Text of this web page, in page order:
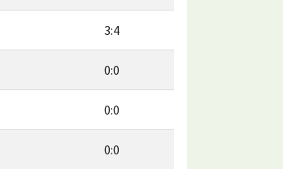
3:4
0:0
0:0
0:0